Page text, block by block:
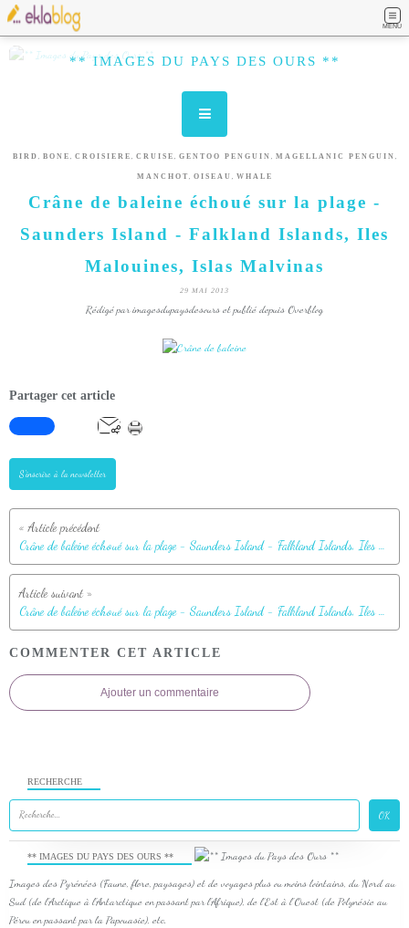
MENU
** IMAGES DU PAYS DES OURS **
BIRD , BONE , CROISIERE , CRUISE , GENTOO PENGUIN , MAGELLANIC PENGUIN ,
MANCHOT, OISEAU , WHALE
Crâne de baleine échoué sur la plage -
Saunders Island - Falkland Islands, Iles
Malouines, Islas Malvinas
29 MAI 2013
Rédigé par imagesdupaysdesours et publié depuis Overblog
Partager cet article
S'inscrire à la newsletter
Crâne de baleine échoué sur la plage - Saunders Island - Falkland Islands, Iles Malouines, Islas Malvinas
Crâne de baleine échoué sur la plage - Saunders Island - Falkland Islands, Iles Malouines, Islas Malvinas
COMMENTER CET ARTICLE
Ajouter un commentaire
RECHERCHE
** IMAGES DU PAYS DES OURS **
Images des Pyrénées (Faune, flore, paysages) et de voyages plus ou moins lointains, du Nord au
Sud (de l'Arctique à l'Antarctique en passant par l'Afrique), de l'Est à l'Ouest (de Polynésie au
Pérou en passant par la Papouasie), etc.